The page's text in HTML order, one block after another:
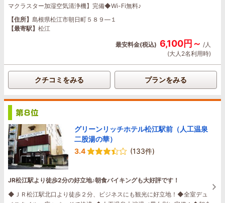
マクラスター加湿空気清浄機】完備◆Wi-Fi無料♪
【住所】 島根県松江市朝日町５８９―１
【最寄駅】 松江
最安料金(税込) 6,100円～ /人
(大人2名利用時)
クチコミをみる プランをみる
グリーンリッチホテル松江駅前（人工温泉
二股湯の華）
3.4
(133件)
JR松江駅より徒歩2分の好立地♪朝食バイキングも大好評です！
◆ＪＲ松江駅北口より徒歩２分、ビジネスにも観光に好立地！◆全室デュ